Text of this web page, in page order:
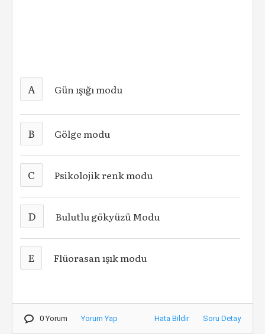
A Gün ışığı modu
B Gölge modu
C Psikolojik renk modu
D Bulutlu gökyüzü Modu
E Flüorasan ışık modu
0 Yorum Yorum Yap Hata Bildir Soru Detay